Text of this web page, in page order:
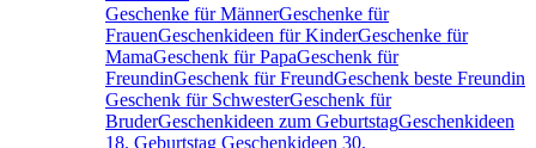
Geschenke für MännerGeschenke für
FrauenGeschenkideen für KinderGeschenke für
MamaGeschenk für PapaGeschenk für
FreundinGeschenk für FreundGeschenk beste Freundin
Geschenk für SchwesterGeschenk für
BruderGeschenkideen zum GeburtstagGeschenkideen
18. Geburtstag Geschenkideen 30.